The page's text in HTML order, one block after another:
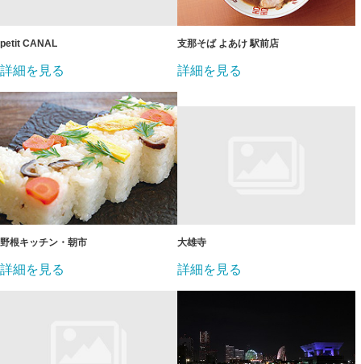
petit CANAL
詳細を見る
支那そば よあけ 駅前店
詳細を見る
野根キッチン・朝市
詳細を見る
大雄寺
詳細を見る